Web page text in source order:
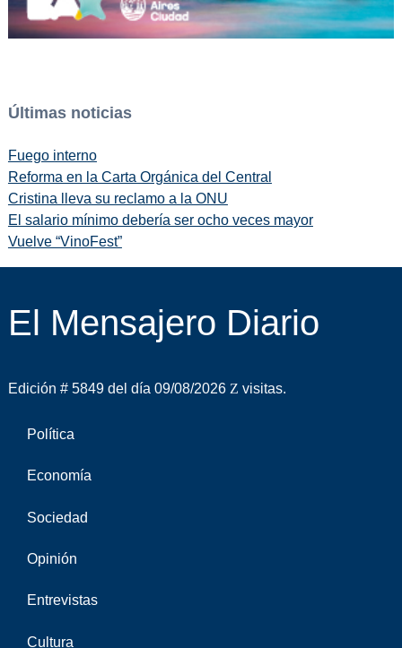
Últimas noticias
Fuego interno
Reforma en la Carta Orgánica del Central
Cristina lleva su reclamo a la ONU
El salario mínimo debería ser ocho veces mayor
Vuelve “VinoFest”
El Mensajero Diario
Edición # 5849 del día 09/08/2026 visitas.
Política
Economía
Sociedad
Opinión
Entrevistas
Cultura